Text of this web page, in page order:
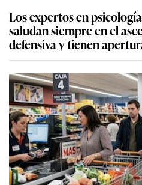
Los expertos en
saludan siempre en el
defensiva y tienen